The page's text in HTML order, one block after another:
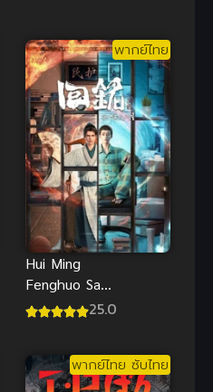
พากย์ไทย
Hui Ming
Fenghuo San
Yue ย้อนเวลา25.0
พากย์ไทย ซับไทย